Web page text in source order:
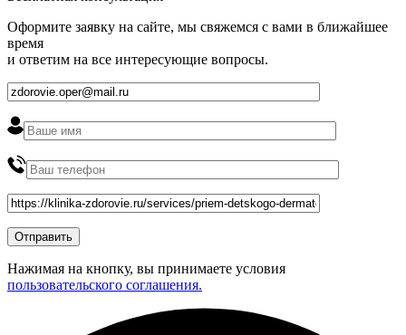
Оформите заявку на сайте, мы свяжемся с вами в ближайшее
время
и ответим на все интересующие вопросы.
Нажимая на кнопку, вы принимаете условия
пользовательского соглашения.